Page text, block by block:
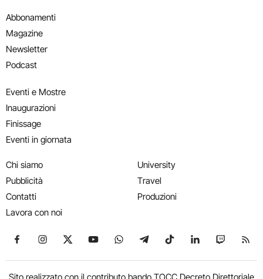
Abbonamenti
Magazine
Newsletter
Podcast
Eventi e Mostre
Inaugurazioni
Finissage
Eventi in giornata
Chi siamo
Pubblicità
Contatti
Lavora con noi
University
Travel
Produzioni
Seguici su Facebook
Seguici su Instagram
Seguici su X
Seguici su YouTube
Seguici su WhatsApp
Seguici su Telegram
Seguici su TikTok
Seguici su
Seguici
Sito realizzato con il contributo bando TOCC Decreto Direttoriale